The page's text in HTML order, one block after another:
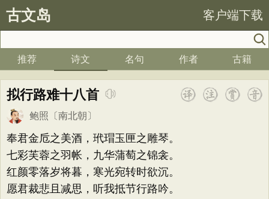
古文岛 客户端下载
推荐 诗文 名句 作者 古籍
拟行路难十八首
鲍照 〔南北朝〕
奉君金卮之美酒，玳瑁玉匣之雕琴。
七彩芙蓉之羽帐，九华蒲萄之锦衾。
红颜零落岁将暮，寒光宛转时欲沉。
愿君裁悲且减思，听我抵节行路吟。